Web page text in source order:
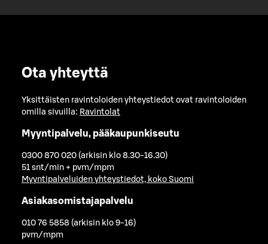
Ota yhteyttä
Yksittäisten ravintoloiden yhteystiedot ovat ravintoloiden
omilla sivuilla: Ravintolat
Myyntipalvelu, pääkaupunkiseutu
0300 870 020 (arkisin klo 8.30-16.30)
51 snt/min + pvm/mpm
Myyntipalveluiden yhteystiedot, koko Suomi
Asiakasomistajapalvelu
010 76 5858 (arkisin klo 9-16)
pvm/mpm